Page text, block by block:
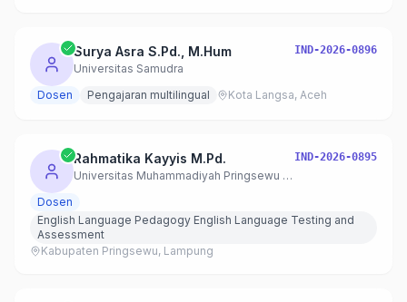
Surya Asra S.Pd., M.Hum
Universitas Samudra
IND-2026-0896
Dosen Pengajaran multilingual Kota Langsa, Aceh
Rahmatika Kayyis M.Pd.
Universitas Muhammadiyah Pringsewu – S1 Pendidikan Bahasa Inggris
IND-2026-0895
Dosen
English Language Pedagogy English Language Testing and
Assessment
Kabupaten Pringsewu, Lampung